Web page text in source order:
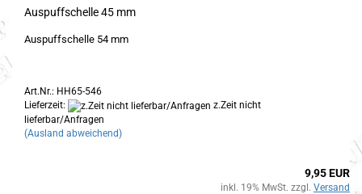
Auspuffschelle 45 mm
Auspuffschelle 54 mm
Art.Nr.: HH65-546
Lieferzeit:
z.Zeit nicht
lieferbar/Anfragen
(Ausland abweichend)
9,95 EUR
inkl. 19% MwSt. zzgl. Versand